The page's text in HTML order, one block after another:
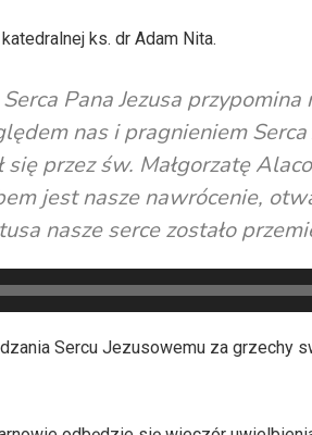
ks. dr Adam Nita.
Pana Jezusa
nas i pragnieniem Serca
się przez św. Małgorzatę
jest nasze nawrócenie,
nasze serce zostało
Sercu Jezusowemu za grzechy